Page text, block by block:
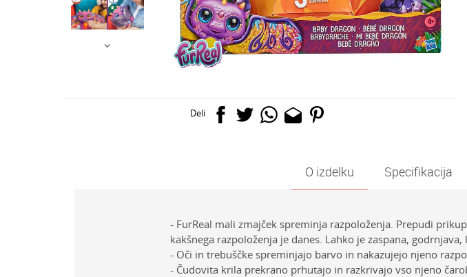
Deli
O izdelku Specifikacija
- FurReal mali zmajček spreminja razpoloženja. Prepudi
kakšnega razpoloženja je danes. Lahko je zaspana, godrnjava,
- Oči in trebuščke spreminjajo barvo in nakazujejo njeno
- Čudovita krila prekrano prhutajo in razkrivajo vso njeno